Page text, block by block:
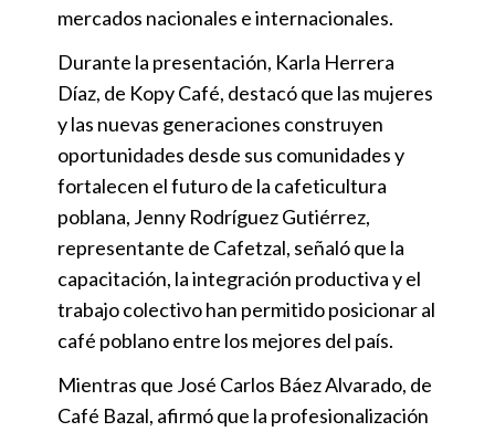
mercados nacionales e internacionales.
Durante la presentación, Karla Herrera
Díaz, de Kopy Café, destacó que las mujeres
y las nuevas generaciones construyen
oportunidades desde sus comunidades y
fortalecen el futuro de la cafeticultura
poblana, Jenny Rodríguez Gutiérrez,
representante de Cafetzal, señaló que la
capacitación, la integración productiva y el
trabajo colectivo han permitido posicionar al
café poblano entre los mejores del país.
Mientras que José Carlos Báez Alvarado, de
Café Bazal, afirmó que la profesionalización